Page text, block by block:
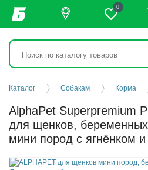
0
Каталог Собакам Корма
AlphaPet Superpremium
для щенков,
мини пород с ягнёнком и